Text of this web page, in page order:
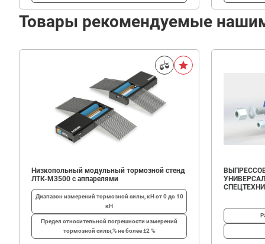
Товары рекомендуемые
Низкопольный модульный тормозной стенд
ЛТК-М3500 с аппарелями
Диапазон измерений тормозной силы, кНот 0 до 10
кН
Предел относительной погрешности измерений
тормозной силы,%не более ±2 %